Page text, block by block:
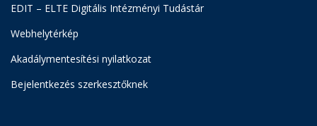
EDIT – ELTE Digitális Intézményi Tudástár
Webhelytérkép
Akadálymentesítési nyilatkozat
Bejelentkezés szerkesztőknek